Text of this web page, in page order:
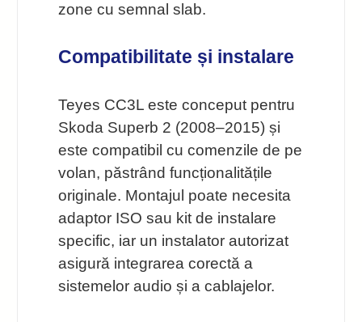
zone cu semnal slab.
Compatibilitate și instalare
Teyes CC3L este conceput pentru
Skoda Superb 2 (2008–2015) și
este compatibil cu comenzile de pe
volan, păstrând funcționalitățile
originale. Montajul poate necesita
adaptor ISO sau kit de instalare
specific, iar un instalator autorizat
asigură integrarea corectă a
sistemelor audio și a cablajelor.